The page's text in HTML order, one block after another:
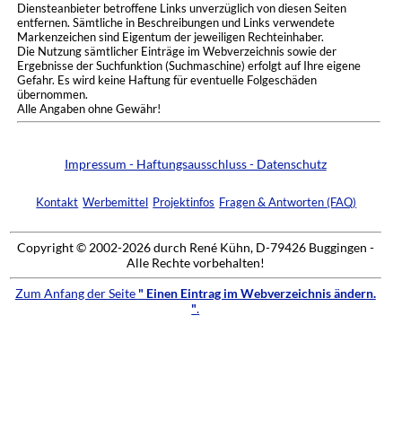
Diensteanbieter betroffene Links unverzüglich von diesen Seiten
entfernen. Sämtliche in Beschreibungen und Links verwendete
Markenzeichen sind Eigentum der jeweiligen Rechteinhaber.
Die Nutzung sämtlicher Einträge im Webverzeichnis sowie der
Ergebnisse der Suchfunktion (Suchmaschine) erfolgt auf Ihre eigene
Gefahr. Es wird keine Haftung für eventuelle Folgeschäden
übernommen.
Alle Angaben ohne Gewähr!
Impressum - Haftungsausschluss - Datenschutz
Kontakt Werbemittel Projektinfos Fragen & Antworten (FAQ)
Copyright © 2002-2026 durch René Kühn, D-79426 Buggingen -
Alle Rechte vorbehalten!
Zum Anfang der Seite " Einen Eintrag im Webverzeichnis ändern.
".